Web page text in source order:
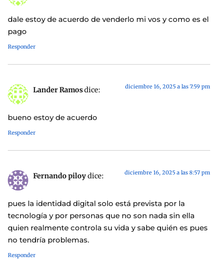
dale estoy de acuerdo de venderlo mi vos y como es el
pago
Responder
Lander Ramosdice: diciembre 16, 2025 a las 7:59 pm
bueno estoy de acuerdo
Responder
Fernando piloydice: diciembre 16, 2025 a las 8:57 pm
pues la identidad digital solo está prevista por la
tecnología y por personas que no son nada sin ella
quien realmente controla su vida y sabe quién es pues
no tendría problemas.
Responder